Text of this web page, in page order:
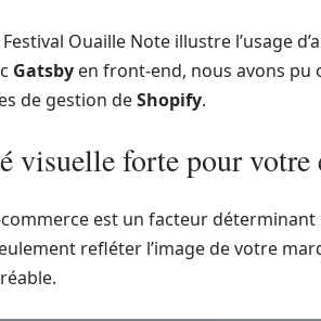
Ouaille Note illustre l’usage
Gatsby en front-end, nous avons
de gestion deShopify.
visuelle forte pour votre
est un facteur
refléter l’image de votre